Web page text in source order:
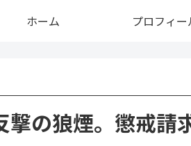
ホーム プロフィー
の狼煙。懲戒請